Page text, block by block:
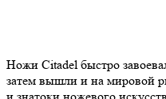
Ножи Citadel быстро
затем вышли и на мировой